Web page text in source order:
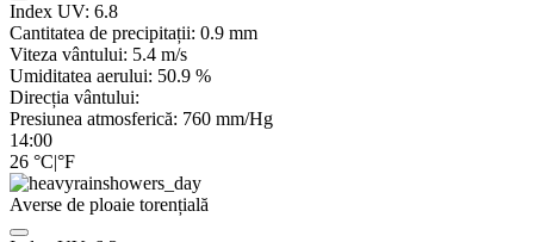
Index UV: 6.8
Cantitatea de precipitații: 0.9 mm
Viteza vântului: 5.4 m/s
Umiditatea aerului: 50.9 %
Direcția vântului:
Presiunea atmosferică: 760 mm/Hg
14:00
26 °C|°F
Averse de ploaie torențială